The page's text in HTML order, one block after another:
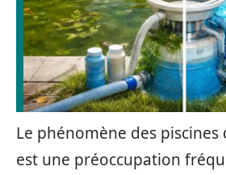
Le phénomène des
est une préoccupation